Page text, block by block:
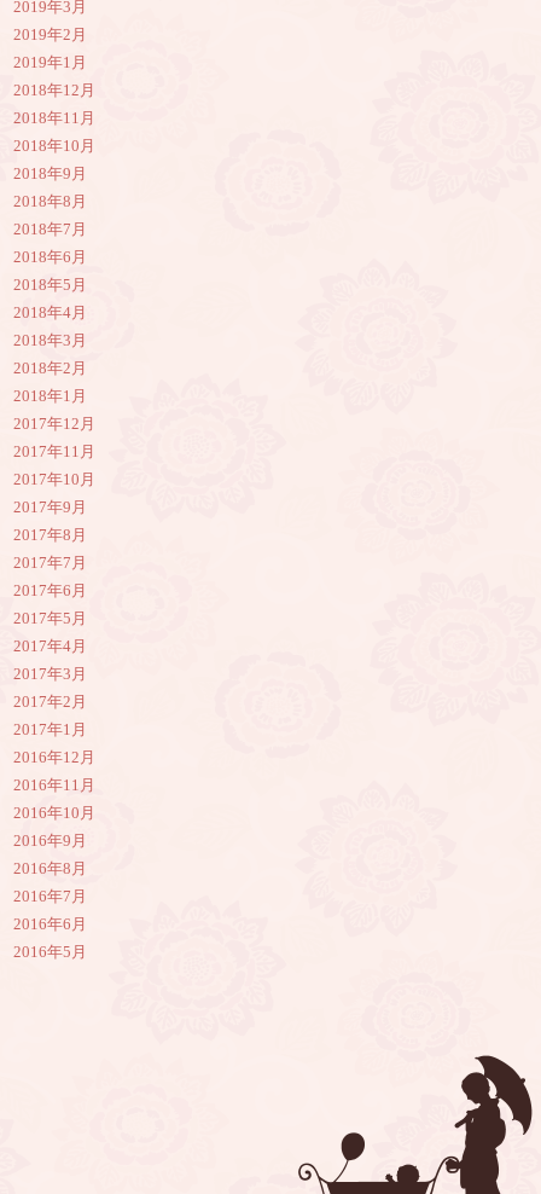
2019年3月
2019年2月
2019年1月
2018年12月
2018年11月
2018年10月
2018年9月
2018年8月
2018年7月
2018年6月
2018年5月
2018年4月
2018年3月
2018年2月
2018年1月
2017年12月
2017年11月
2017年10月
2017年9月
2017年8月
2017年7月
2017年6月
2017年5月
2017年4月
2017年3月
2017年2月
2017年1月
2016年12月
2016年11月
2016年10月
2016年9月
2016年8月
2016年7月
2016年6月
2016年5月